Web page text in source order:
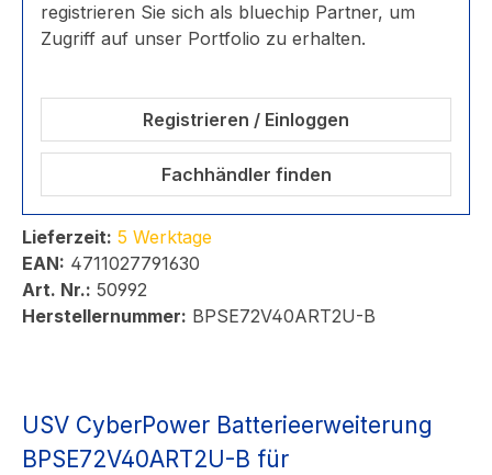
registrieren Sie sich als bluechip Partner, um
Zugriff auf unser Portfolio zu erhalten.
Registrieren / Einloggen
Fachhändler finden
Lieferzeit: 5 Werktage
EAN: 4711027791630
Art. Nr.: 50992
Herstellernummer: BPSE72V40ART2U-B
USV CyberPower Batterieerweiterung
BPSE72V40ART2U-B für